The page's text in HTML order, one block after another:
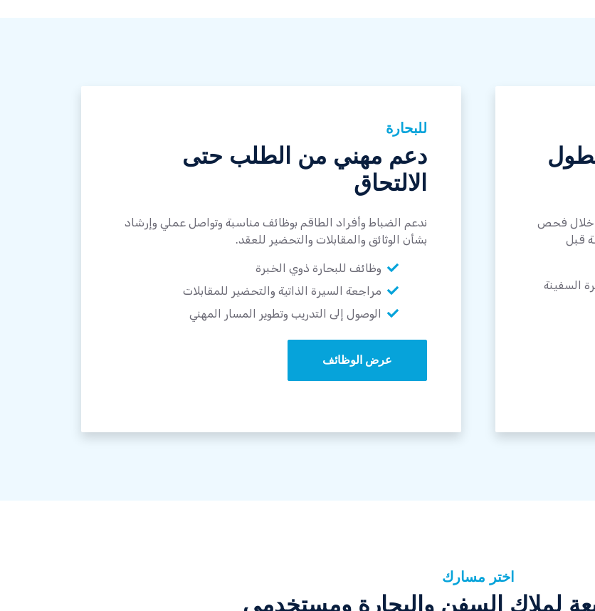
خلال فحص
قبل
السفينة
للبحارة
دعم مهني من الطلب حتى
الالتحاق
ندعم الضباط وأفراد الطاقم بوظائف مناسبة وتواصل عملي وإرشاد
بشأن الوثائق والمقابلات والتحضير للعقد.
وظائف للبحارة ذوي الخبرة
مراجعة السيرة الذاتية والتحضير للمقابلات
الوصول إلى التدريب وتطوير المسار المهني
عرض الوظائف
اختر مسارك